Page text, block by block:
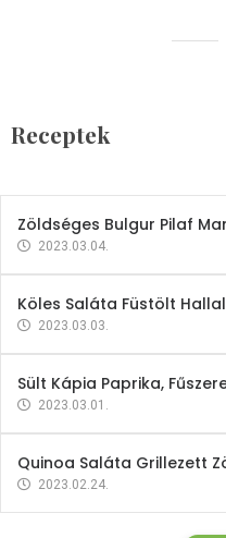
Receptek
2023.03.06.
Zöldséges Bulgur Pilaf
2023.03.04.
Köles Saláta Füstölt
2023.03.03.
Sült Kápia Paprika,
2023.03.01.
Quinoa Saláta Grillezett
2023.02.24.
Gyógynövények